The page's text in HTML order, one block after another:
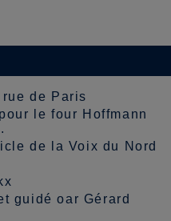
de Paris
le four Hoffmann
de la Voix du Nord
guidé oar Gérard